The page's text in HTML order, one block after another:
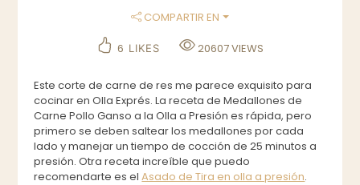
COMPARTIR EN
6 LIKES 20607VIEWS
Este corte de carne de res me parece exquisito para
cocinar en Olla Exprés. La receta de Medallones de
Carne Pollo Ganso a la Olla a Presión es rápida, pero
primero se deben saltear los medallones por cada
lado y manejar un tiempo de cocción de 25 minutos a
presión. Otra receta increíble que puedo
recomendarte es elAsado de Tira en olla a presión.